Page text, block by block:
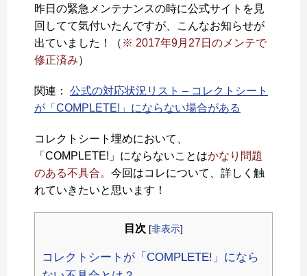
昨日の緊急メンテナンスの時に公式サイトを見
回してて気付いたんですが、こんなお知らせが
出ていました！（ ※ 2017年9月27日のメンテで
修正済み）
関連： 公式の対応状況リスト – コレクトシート
が「COMPLETE!」にならない場合がある
コレクトシート埋めにおいて、
「COMPLETE!」にならないことはかなり問題
のある不具合。 今回はコレについて、詳しく触
れていきたいと思います！
目次 [非表示]
コレクトシートが「COMPLETE!」になら